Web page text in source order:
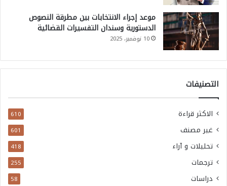
موعد إجراء الانتخابات بين مطرقة النصوص
الدستورية وسندان التفسيرات القضائية
10 نوفمبر، 2025
التصنيفات
الاكثر قراءة 610
غير مصنف 601
تحليلات و آراء 418
ترجمات 255
دراسات 58